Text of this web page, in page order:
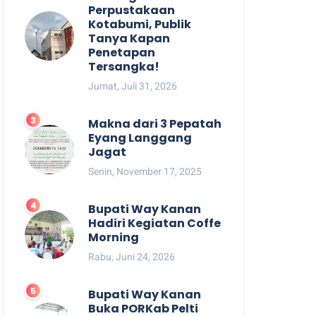
Perpustakaan
Kotabumi, Publik
Tanya Kapan
Penetapan
Tersangka!
Jumat, Juli 31, 2026
Makna dari 3 Pepatah
Eyang Langgang
Jagat
Senin, November 17, 2025
Bupati Way Kanan
Hadiri Kegiatan Coffe
Morning
Rabu, Juni 24, 2026
Bupati Way Kanan
Buka PORKab Pelti